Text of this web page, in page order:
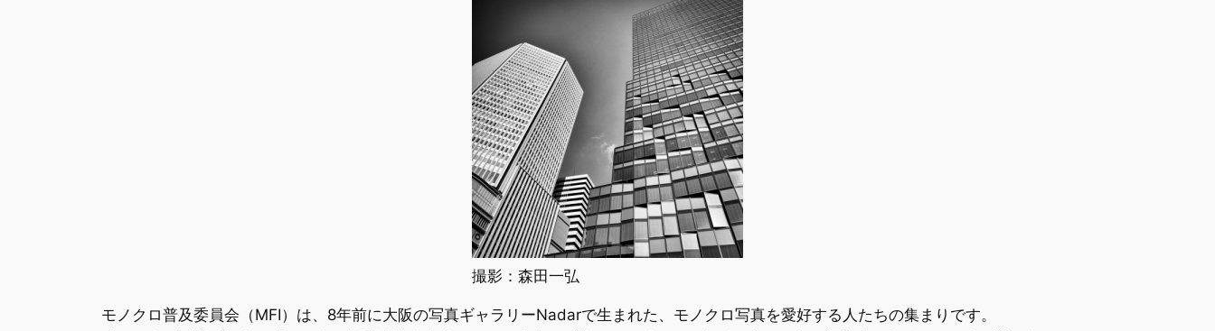
撮影：森田一弘
モノクロ普及委員会（MFI）は、8年前に大阪の写真ギャラリーNadarで生まれた、モノクロ写真を愛好する人たちの集まりです。